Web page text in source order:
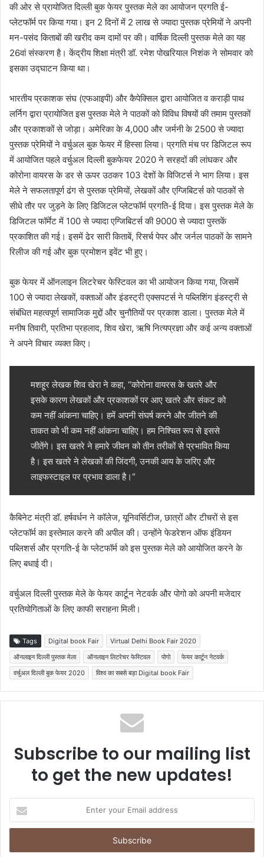
की ओर से प्रायोजित दिल्ली बुक फेयर पुस्तक मेले का आयोजन प्रगति ई-
प्लेटफॉर्म पर किया गया। इन 2 दिनों में 2 लाख से ज्यादा पुस्तक प्रेमियों ने अपनी
मन-पसंद किताबों की खरीद कम दामों पर की। वार्षिक दिल्ली पुस्तक मेले का यह
26वां संस्करण है। केंद्रीय शिक्षा मंत्री डॉ. रमेश पोखरियाल निशंक ने सोमवार को
इसका उद्घाटन किया था।
भारतीय प्रकाशक संघ (एफआइपी) और कैपेक्सिल द्वारा आयोजित व कराड़ी पाथ
लर्निग द्वारा प्रायोजित इस पुस्तक मेले ने पाठकों को विविध विषयों की तमाम पुस्तकों
और प्रकाशकों से जोड़ा। अमेरिका के 4,000 और जर्मनी के 2500 से ज्यादा
पुस्तक प्रेमियों ने वर्चुअल बुक फेयर में हिस्सा लिया। प्रगति मंच पर डिजिटल रूप
में आयोजित पहले वर्चुअल दिल्ली बुकफेयर 2020 ने सरहदों की लांघकर और
कोरोना वायरस के डर से ऊपर उठकर 103 देशों के विजिटर्स ने भाग लिया। इस
मेले ने सफलतापूर्ण ढंग से पुस्तक प्रेमियों, लेखकों और एग्जिबिटर्स को पाठकों से
सीधे तौर पर जुड़ने के लिए डिजिटल प्लेटफॉर्म प्रगति-ई दिया। इस पुस्तक मेले के
डिजिटल फॉर्मेट में 100 से ज्यादा एग्जिबिटर्स की 9000 से ज्यादा पुस्तकें
प्रकाशित की गई। इसमें ढेर सारी किताबें, रिसर्च पेपर और जर्नल पाठकों के सामने
रिलीज की गई और बुक प्रमोशन इवेंट भी हुए।
बुक फेयर में ऑनलाइन लिटरेचर फेस्टिवल का भी आयोजन किया गया, जिसमें
100 से ज्यादा लेखकों, वक्ताओं और इंडस्ट्री एक्सपटर्स ने पब्लिशिंग इंडस्ट्री से
संबंधित महत्वपूर्ण सामाजिक मुद्दों और चुनौतियों पर प्रकाश डाला। पुस्तक मेले में
मनीष तिवारी, प्रतिभा प्रहलाद, शिव खेरा, ऋषि नित्यप्रज्ञा और कई अन्य वक्ताओं
ने अपने विचार व्यक्त किए।
मशहूर लेखक शिव खेरा ने कहा, “कोरोना वायरस के खतरे और
इसके कारण लेखकों और प्रकाशकों पर आए खतरे और संकट को
कम नहीं आंकना चाहिए। हमें अपनी संघर्ष करने और जीतने की
ताकत को भी कम नहीं आंकना चाहिए। हम निश्चित रूप से इससे
जीतेंगे। इस खतरे ने हमारे जीवन को तीन तरीकों से प्रभावित किया
है। इस खतरे ने लेखकों की जिंदगी, उनकी आय के जरिए और
लाइफस्टाइल पर प्रभाव डाला है।“
कैबिनेट मंत्री डॉ. हर्षवर्धन ने कॉलेज, यूनिवर्सिटीज, छात्रों और टीचरों से इस
प्लेटफॉर्म का इस्तेमाल करने की अपील की। उन्होंने फेडरेशन ऑफ इंडियन
पब्लिशर्स और प्रगति-ई के प्लेटफॉर्म को इस पुस्तक मेले को आयोजित करने के
लिए बधाई दी।
वर्चुअल दिल्ली पुस्तक मेले के फेयर कार्टून नेटवर्क और पोगो को अपनी मजेदार
प्रतियोगिताओं के लिए काफी सराहना मिली।
Tags Digital book Fair
Virtual Delhi Book Fair 2020
ऑनलाइन दिल्ली पुस्तक मेला
ऑनलाइन लिटरेचर फेस्टिवल पोगो
फेयर कार्टून नेटवर्क
वर्चुअल दिल्ली बुक फेयर 2020
विश्व का सबसे बड़ा Digital book Fair
Subscribe to our mailing list
to get the new updates!
your
Email